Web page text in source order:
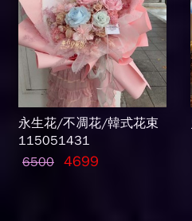
永生花/不凋花/韓式花束
115051431
6500 4699